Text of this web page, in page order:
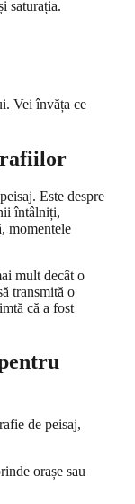
saturația.
Vei învăța ce
Este despre
întâlniți,
momentele
mult decât o
transmită o
că a fost
de peisaj,
orașe sau